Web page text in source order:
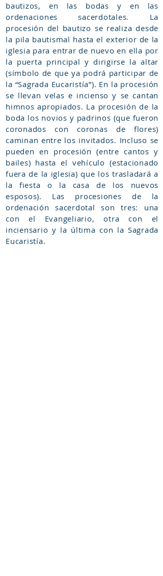
bautizos, en las bodas y en las
ordenaciones sacerdotales. La
procesión del bautizo se realiza desde
la pila bautismal hasta el exterior de la
iglesia para entrar de nuevo en ella por
la puerta principal y dirigirse la altar
(símbolo de que ya podrá participar de
la “Sagrada Eucaristía”). En la procesión
se llevan velas e incienso y se cantan
himnos apropiados. La procesión de la
boda los novios y padrinos (que fueron
coronados con coronas de flores)
caminan entre los invitados. Incluso se
pueden en procesión (entre cantos y
bailes) hasta el vehículo (estacionado
fuera de la iglesia) que los trasladará a
la fiesta o la casa de los nuevos
esposos). Las procesiones de la
ordenación sacerdotal son tres: una
con el Evangeliario, otra con el
inciensario y la última con la Sagrada
Eucaristía.